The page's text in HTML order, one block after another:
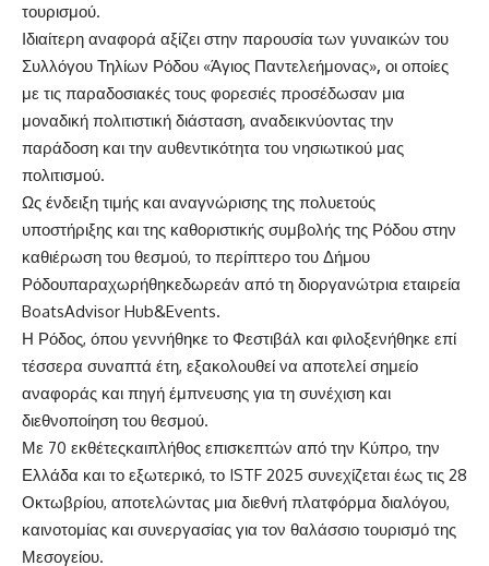
τουρισμού.
Ιδιαίτερη αναφορά αξίζει στην παρουσία των γυναικών του
Συλλόγου Τηλίων Ρόδου «Άγιος Παντελεήμονας», οι οποίες
με τις παραδοσιακές τους φορεσιές προσέδωσαν μια
μοναδική πολιτιστική διάσταση, αναδεικνύοντας την
παράδοση και την αυθεντικότητα του νησιωτικού μας
πολιτισμού.
Ως ένδειξη τιμής και αναγνώρισης της πολυετούς
υποστήριξης και της καθοριστικής συμβολής της Ρόδου στην
καθιέρωση του θεσμού, το περίπτερο του Δήμου
Ρόδουπαραχωρήθηκεδωρεάν από τη διοργανώτρια εταιρεία
BoatsAdvisor Hub&Events.
Η Ρόδος, όπου γεννήθηκε το Φεστιβάλ και φιλοξενήθηκε επί
τέσσερα συναπτά έτη, εξακολουθεί να αποτελεί σημείο
αναφοράς και πηγή έμπνευσης για τη συνέχιση και
διεθνοποίηση του θεσμού.
Με 70 εκθέτεςκαιπλήθος επισκεπτών από την Κύπρο, την
Ελλάδα και το εξωτερικό, το ISTF 2025 συνεχίζεται έως τις 28
Οκτωβρίου, αποτελώντας μια διεθνή πλατφόρμα διαλόγου,
καινοτομίας και συνεργασίας για τον θαλάσσιο τουρισμό της
Μεσογείου.